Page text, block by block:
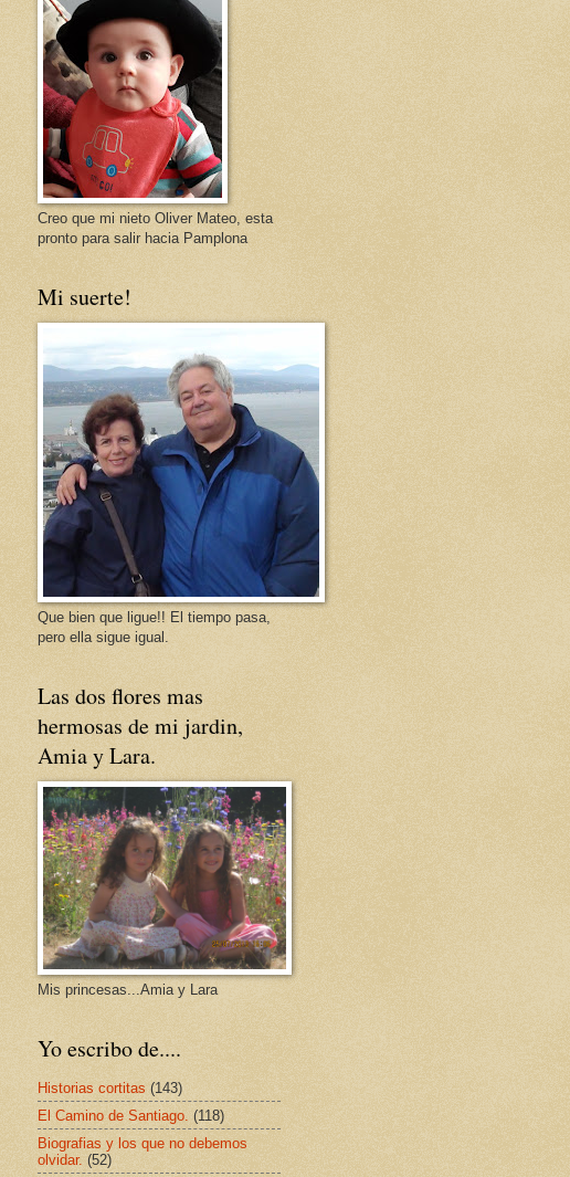
Creo que mi nieto Oliver Mateo, esta
pronto para salir hacia Pamplona
Mi suerte!
Que bien que ligue!! El tiempo pasa,
pero ella sigue igual.
Las dos flores mas
hermosas de mi jardin,
Amia y Lara.
Mis princesas...Amia y Lara
Yo escribo de....
Historias cortitas (143)
El Camino de Santiago. (118)
Biografias y los que no debemos
olvidar. (52)